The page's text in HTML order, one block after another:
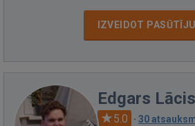
IZVEIDOT
Edgars Lācis
5.0 · 30